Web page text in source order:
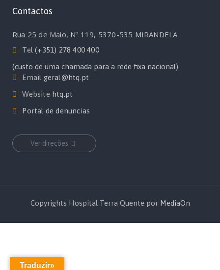
Contactos
Rua 25 de Maio, Nº 119, 5370-535 MIRANDELA
Tel(+351) 278 400 400
(custo de uma chamada para a rede fixa nacional)
Email geral@htq.pt
Website htq.pt
Portal de denuncias
Ver direções
Copyrights Hospital Terra Quente por MediaOn
Traduzir»